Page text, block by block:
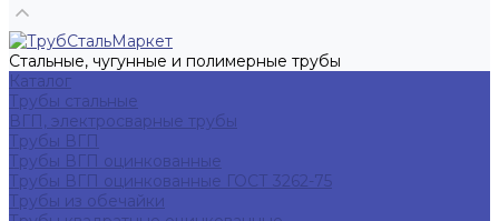
Стальные, чугунные и полимерные трубы
Каталог
Трубы стальные
ВГП, электросварные трубы
Трубы ВГП
Трубы ВГП оцинкованные
Трубы ВГП оцинкованные ГОСТ 3262-75
Трубы из обечайки